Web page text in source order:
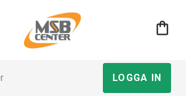
shopping_bag
LOGGA IN